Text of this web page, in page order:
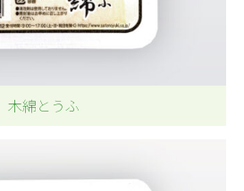
木綿とうふ